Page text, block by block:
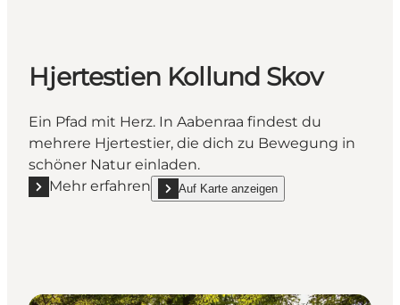
Hjertestien Kollund Skov
Ein Pfad mit Herz. In Aabenraa findest du
mehrere Hjertestier, die dich zu Bewegung in
schöner Natur einladen.
Mehr erfahren
Mehr erfahren "Hjertestien Kollund Skov"
Auf Karte anzeigen
show Hjertestien Kollund Skov on_map